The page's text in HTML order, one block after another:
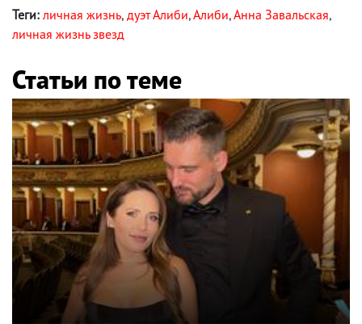
Теги: личная жизнь, дуэт Алиби,Алиби,Анна Завальская,
личная жизнь звезд
Статьи по теме